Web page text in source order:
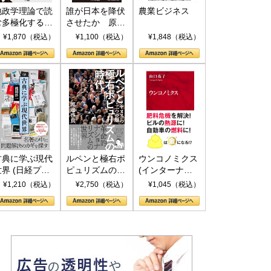
政学理論で読
多極化する世
トランプと
¥1,870（税込）
誰が日本を降伏
させたか 原爆
投下、ソ連参
(PHP新書)
¥1,100（税込）
農業ビジネス
¥1,848（税込）
典に学ぶ現代
界 (日経プレ
アシリーズ)
¥1,210（税込）
ルペンと極右ポ
ピュリズムの時
代：〈ヤヌス〉
¥2,750（税込）
ウンコノミクス
(インターナシ
ョナル新書)
¥1,045（税込）